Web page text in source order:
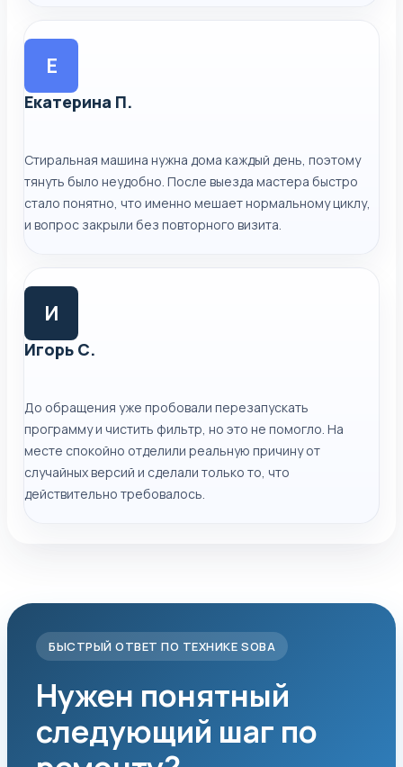
Е
Екатерина П.
Стиральная машина нужна дома каждый день, поэтому
тянуть было неудобно. После выезда мастера быстро
стало понятно, что именно мешает нормальному циклу,
и вопрос закрыли без повторного визита.
И
Игорь С.
До обращения уже пробовали перезапускать
программу и чистить фильтр, но это не помогло. На
месте спокойно отделили реальную причину от
случайных версий и сделали только то, что
действительно требовалось.
БЫСТРЫЙ ОТВЕТ ПО ТЕХНИКЕ SOBA
Нужен понятный
следующий шаг по